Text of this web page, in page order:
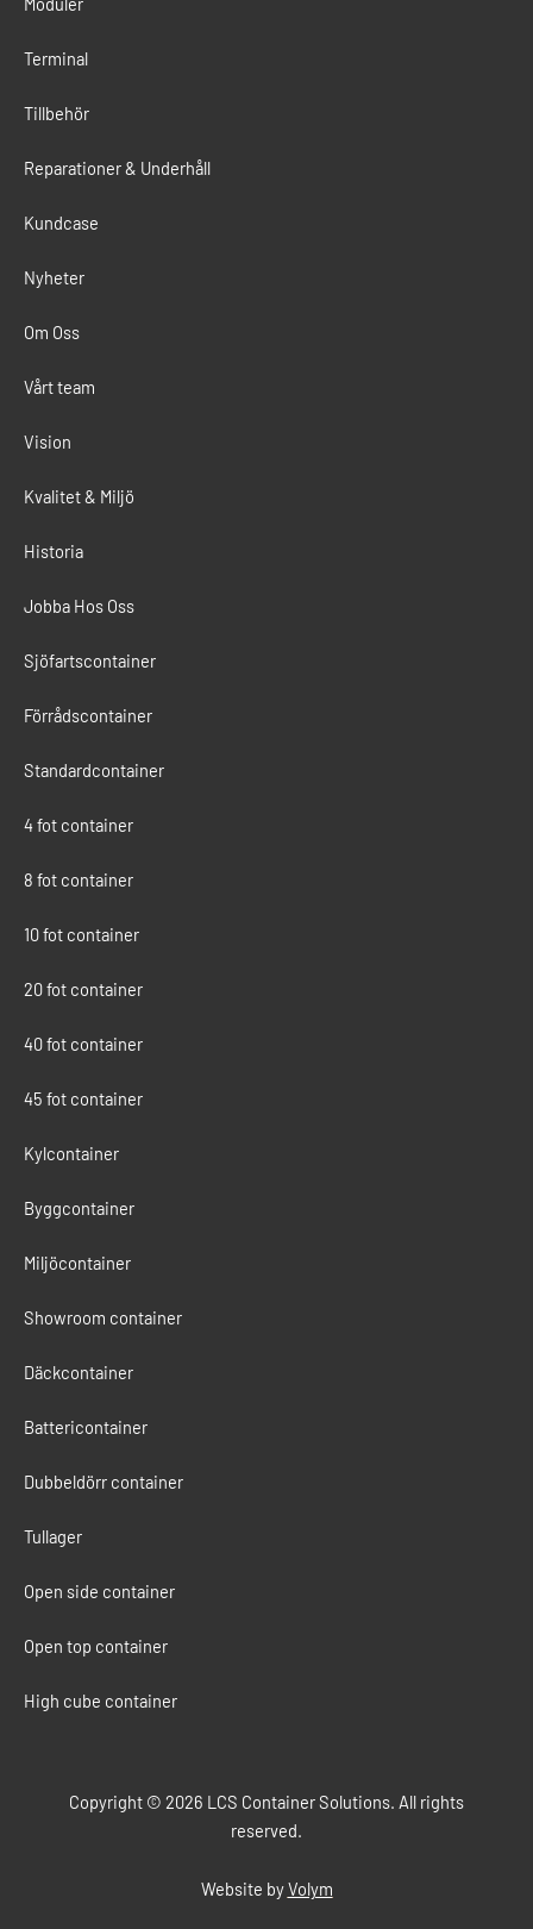
Terminal
Tillbehör
Reparationer & Underhåll
Kundcase
Nyheter
Om Oss
Vårt team
Vision
Kvalitet & Miljö
Historia
Jobba Hos Oss
Sjöfartscontainer
Förrådscontainer
Standardcontainer
4 fot container
8 fot container
10 fot container
20 fot container
40 fot container
45 fot container
Kylcontainer
Byggcontainer
Miljöcontainer
Showroom container
Däckcontainer
Battericontainer
Dubbeldörr container
Tullager
Open side container
Open top container
High cube container
Copyright © 2026 LCS Container Solutions. All rights
reserved.
Website byVolym